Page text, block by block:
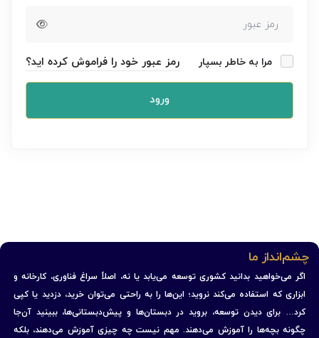
مرا به خاطر بسپار رمز عبور خود را فراموش کرده اید؟
ورود
چشم‌انداز ما
اگر می‌خواهید بدانید کشوری توسعه می‌یابد یا نه، اصلاً سراغ فناوری، کارخانه و
ابزاری که استفاده می‌کند نروید؛ این‌ها را به راحتی می‌توان خرید، دزدید یا کپی
کرد… برای دیدن توسعه، بروید در دبستان‌ها و پیش‌دبستانی‌ها، ببینید آن‌جا
چگونه بچه‌ها را آموزش می‌دهند. مهم نیست چه چیزی آموزش می‌دهند، بلکه